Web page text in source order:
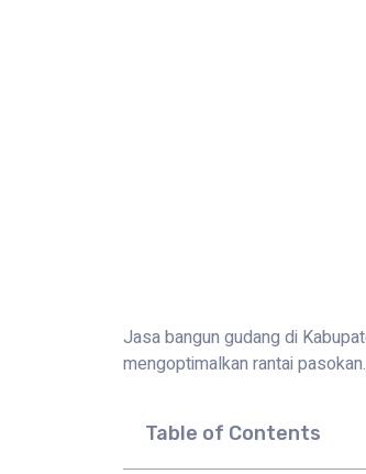
Jasa bangun gudang di
mengoptimalkan rantai pasokan.
Table of Contents